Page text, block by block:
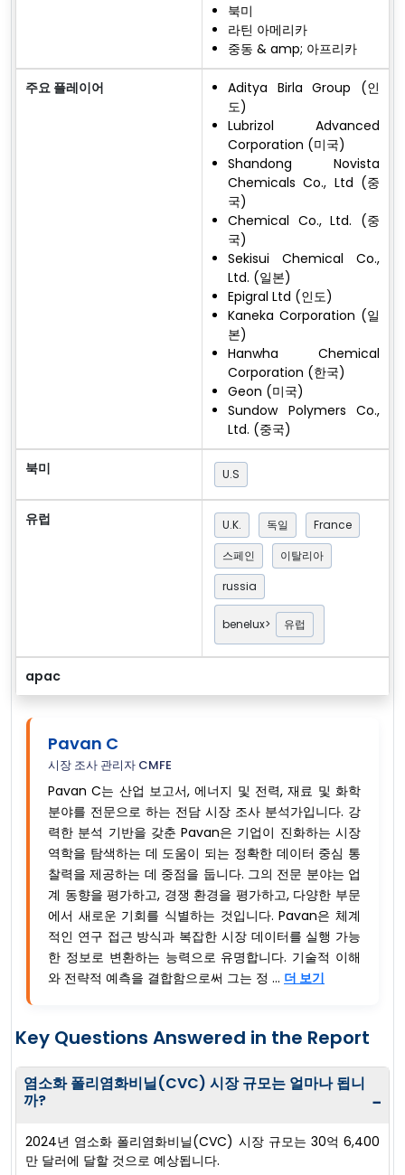
북미
라틴 아메리카
중동 & amp; 아프리카
주요 플레이어
Aditya Birla Group (인
도)
Lubrizol Advanced
Corporation (미국)
Shandong Novista
Chemicals Co., Ltd (중
국)
Chemical Co., Ltd. (중
국)
Sekisui Chemical Co.,
Ltd. (일본)
Epigral Ltd (인도)
Kaneka Corporation (일
본)
Hanwha Chemical
Corporation (한국)
Geon (미국)
Sundow Polymers Co.,
Ltd. (중국)
북미 U.S
유럽 U.K. 독일
France
스페인
이탈리아
russia
benelux> 유럽
apac
Pavan C
시장 조사 관리자 CMFE
Pavan C는 산업 보고서, 에너지 및 전력, 재료 및 화학
분야를 전문으로 하는 전담 시장 조사 분석가입니다. 강
력한 분석 기반을 갖춘 Pavan은 기업이 진화하는 시장
역학을 탐색하는 데 도움이 되는 정확한 데이터 중심 통
찰력을 제공하는 데 중점을 둡니다. 그의 전문 분야는 업
계 동향을 평가하고, 경쟁 환경을 평가하고, 다양한 부문
에서 새로운 기회를 식별하는 것입니다. Pavan은 체계
적인 연구 접근 방식과 복잡한 시장 데이터를 실행 가능
한 정보로 변환하는 능력으로 유명합니다. 기술적 이해
와 전략적 예측을 결합함으로써 그는 정 ... 더 보기
Key Questions Answered in the Report
염소화 폴리염화비닐(CVC) 시장 규모는 얼마나 됩니
까?
−
2024년 염소화 폴리염화비닐(CVC) 시장 규모는 30억 6,400
만 달러에 달할 것으로 예상됩니다.